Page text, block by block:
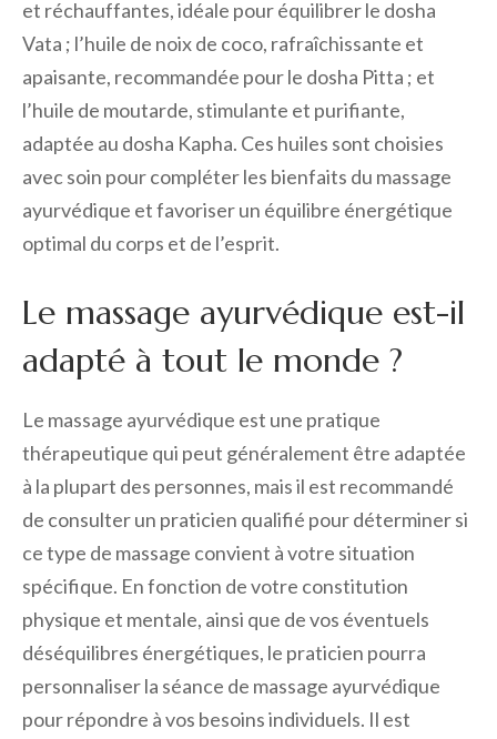
et réchauffantes, idéale pour équilibrer le dosha
Vata ; l’huile de noix de coco, rafraîchissante et
apaisante, recommandée pour le dosha Pitta ; et
l’huile de moutarde, stimulante et purifiante,
adaptée au dosha Kapha. Ces huiles sont choisies
avec soin pour compléter les bienfaits du massage
ayurvédique et favoriser un équilibre énergétique
optimal du corps et de l’esprit.
Le massage ayurvédique est-il
adapté à tout le monde ?
Le massage ayurvédique est une pratique
thérapeutique qui peut généralement être adaptée
à la plupart des personnes, mais il est recommandé
de consulter un praticien qualifié pour déterminer si
ce type de massage convient à votre situation
spécifique. En fonction de votre constitution
physique et mentale, ainsi que de vos éventuels
déséquilibres énergétiques, le praticien pourra
personnaliser la séance de massage ayurvédique
pour répondre à vos besoins individuels. Il est